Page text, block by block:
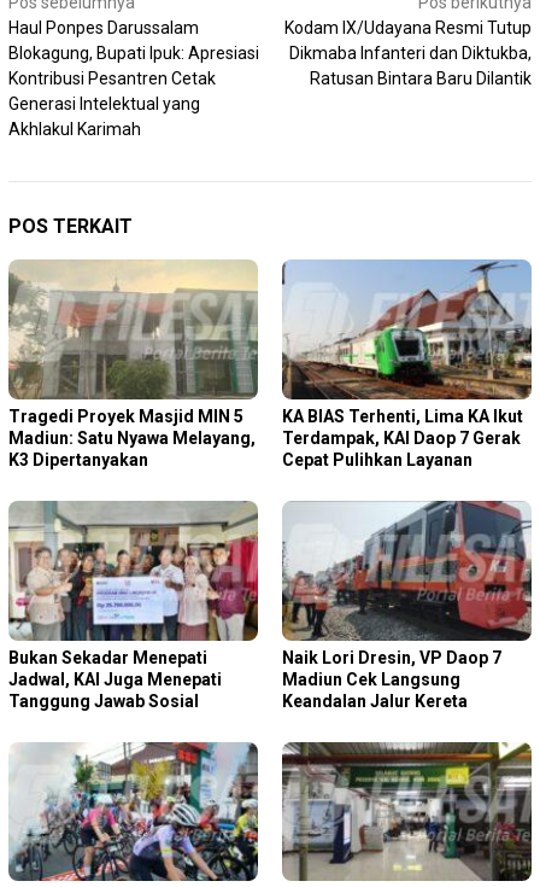
pos
Haul Ponpes Darussalam
Blokagung, Bupati Ipuk: Apresiasi
Kontribusi Pesantren Cetak
Generasi Intelektual yang
Akhlakul Karimah
Kodam IX/Udayana Resmi Tutup
Dikmaba Infanteri dan Diktukba,
Ratusan Bintara Baru Dilantik
POS TERKAIT
Tragedi Proyek Masjid MIN 5
Madiun: Satu Nyawa Melayang,
K3 Dipertanyakan
KA BIAS Terhenti, Lima KA Ikut
Terdampak, KAI Daop 7 Gerak
Cepat Pulihkan Layanan
Bukan Sekadar Menepati
Jadwal, KAI Juga Menepati
Tanggung Jawab Sosial
Naik Lori Dresin, VP Daop 7
Madiun Cek Langsung
Keandalan Jalur Kereta